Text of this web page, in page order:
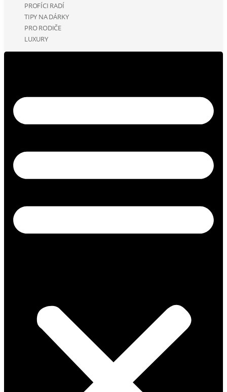
PROFÍCI RADÍ
TIPY NA DÁRKY
PRO RODIČE
LUXURY